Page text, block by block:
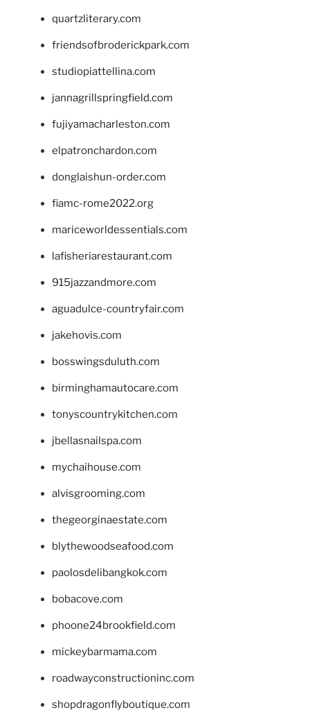
quartzliterary.com
friendsofbroderickpark.com
studiopiattellina.com
jannagrillspringfield.com
fujiyamacharleston.com
elpatronchardon.com
donglaishun-order.com
fiamc-rome2022.org
mariceworldessentials.com
lafisheriarestaurant.com
915jazzandmore.com
aguadulce-countryfair.com
jakehovis.com
bosswingsduluth.com
birminghamautocare.com
tonyscountrykitchen.com
jbellasnailspa.com
mychaihouse.com
alvisgrooming.com
thegeorginaestate.com
blythewoodseafood.com
paolosdelibangkok.com
bobacove.com
phoone24brookfield.com
mickeybarmama.com
roadwayconstructioninc.com
shopdragonflyboutique.com